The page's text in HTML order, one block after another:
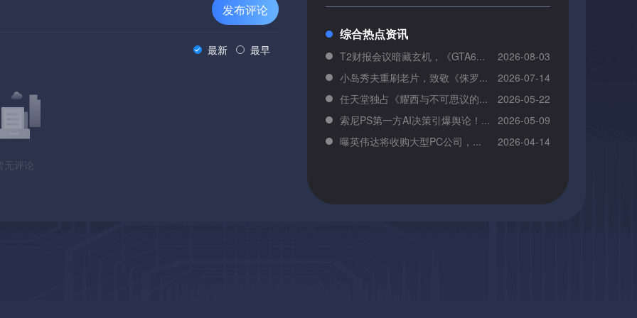
发布评论
最新 最早
无评论
综合热点资讯
T2财报会议暗藏玄机，《GTA6...
2026-08-03
小岛秀夫重刷老片，致敬《侏罗...
2026-07-14
任天堂独占《耀西与不可思议的...
2026-05-22
索尼PS第一方AI决策引爆舆论！... 2026-05-09
曝英伟达将收购大型PC公司，...
2026-04-14